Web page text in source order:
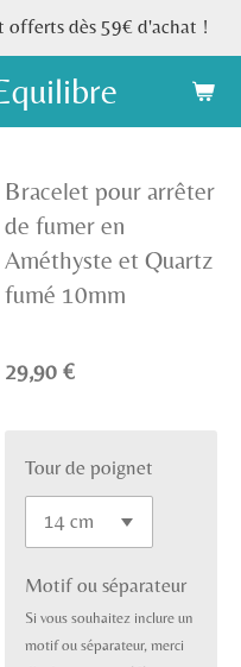
offerts dès 59€ d'achat !
Bracelet pour arrêter
de fumer en
Améthyste et Quartz
fumé 10mm
29,90 €
Tour de poignet
Motif ou séparateur
Si vous souhaitez inclure un
motif ou séparateur, merci